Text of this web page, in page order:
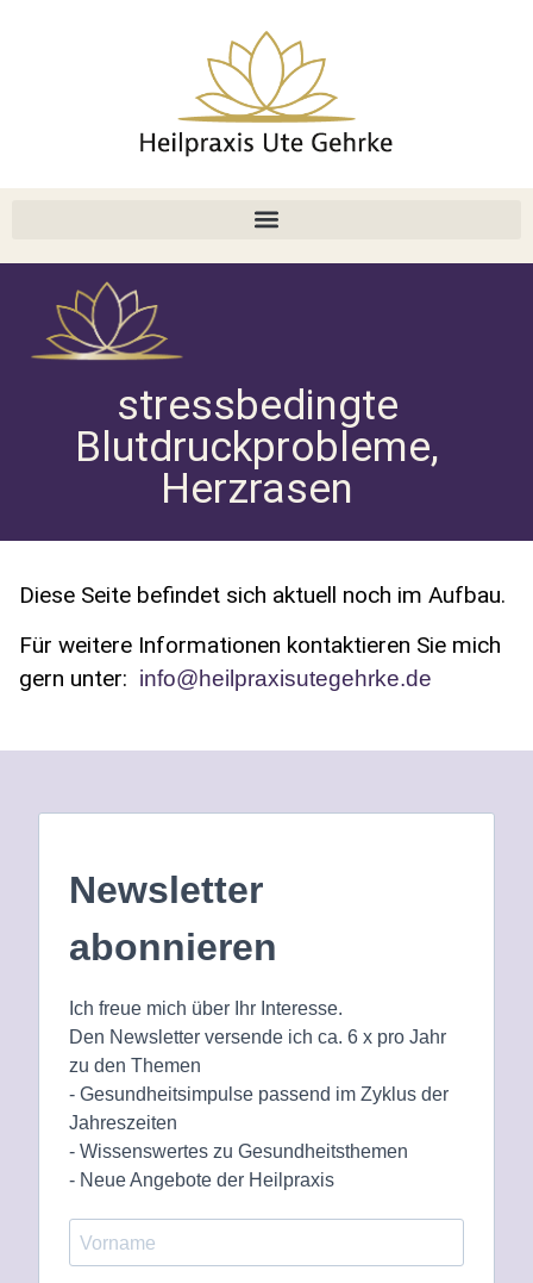
stressbedingte
Blutdruckprobleme,
Herzrasen
Diese Seite befindet sich aktuell noch im Aufbau.
Für weitere Informationen kontaktieren Sie mich
gern unter: info@heilpraxisutegehrke.de
Newsletter
abonnieren
Ich freue mich über Ihr Interesse.
Den Newsletter versende ich ca. 6 x pro Jahr
zu den Themen
- Gesundheitsimpulse passend im Zyklus der
Jahreszeiten
- Wissenswertes zu Gesundheitsthemen
- Neue Angebote der Heilpraxis